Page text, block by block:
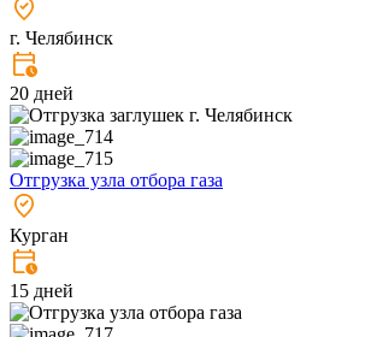
г. Челябинск
20 дней
Отгрузка узла отбора газа
Курган
15 дней